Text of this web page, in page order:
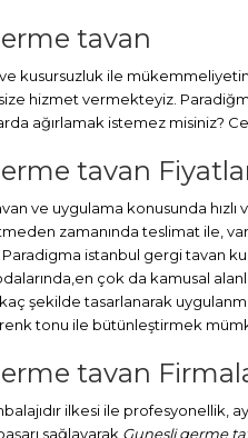
tavan
kusursuzluk ile
hizmet vermekteyiz.
ağırlamak istemez misiniz?
tavan
ve uygulama konusunda
zamanında teslimat ile,
istanbul gergi tavan
çok da kamusal
şekilde tasarlanarak
tonu ile bütünleştirmek
tavan
ilkesi ile profesyonellik,
sağlayarak Gunesli germe